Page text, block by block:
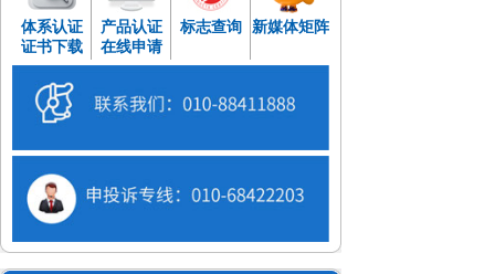
体系认证
证书下载
产品认证
在线申请
标志查询 新媒体矩阵